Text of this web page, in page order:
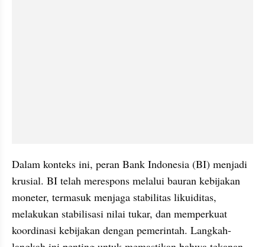
Dalam konteks ini, peran Bank Indonesia (BI) menjadi
krusial. BI telah merespons melalui bauran kebijakan
moneter, termasuk menjaga stabilitas likuiditas,
melakukan stabilisasi nilai tukar, dan memperkuat
koordinasi kebijakan dengan pemerintah. Langkah-